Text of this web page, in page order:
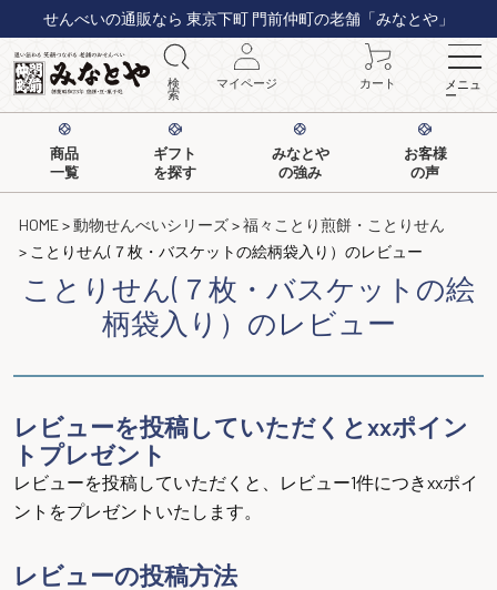
せんべいの通販なら 東京下町 門前仲町の老舗「みなとや」
検
索
マイページ カート メニュ
ー
商品
一覧
ギフト
を探す
みなとや
の強み
お客様
の声
HOME 動物せんべいシリーズ
福々ことり煎餅・ことりせん
ことりせん(７枚・バスケットの絵柄袋入り）のレビュー
ことりせん(７枚・バスケットの絵
柄袋入り）のレビュー
レビューを投稿していただくとxxポイン
トプレゼント
レビューを投稿していただくと、レビュー1件につきxxポイ
ントをプレゼントいたします。
レビューの投稿方法